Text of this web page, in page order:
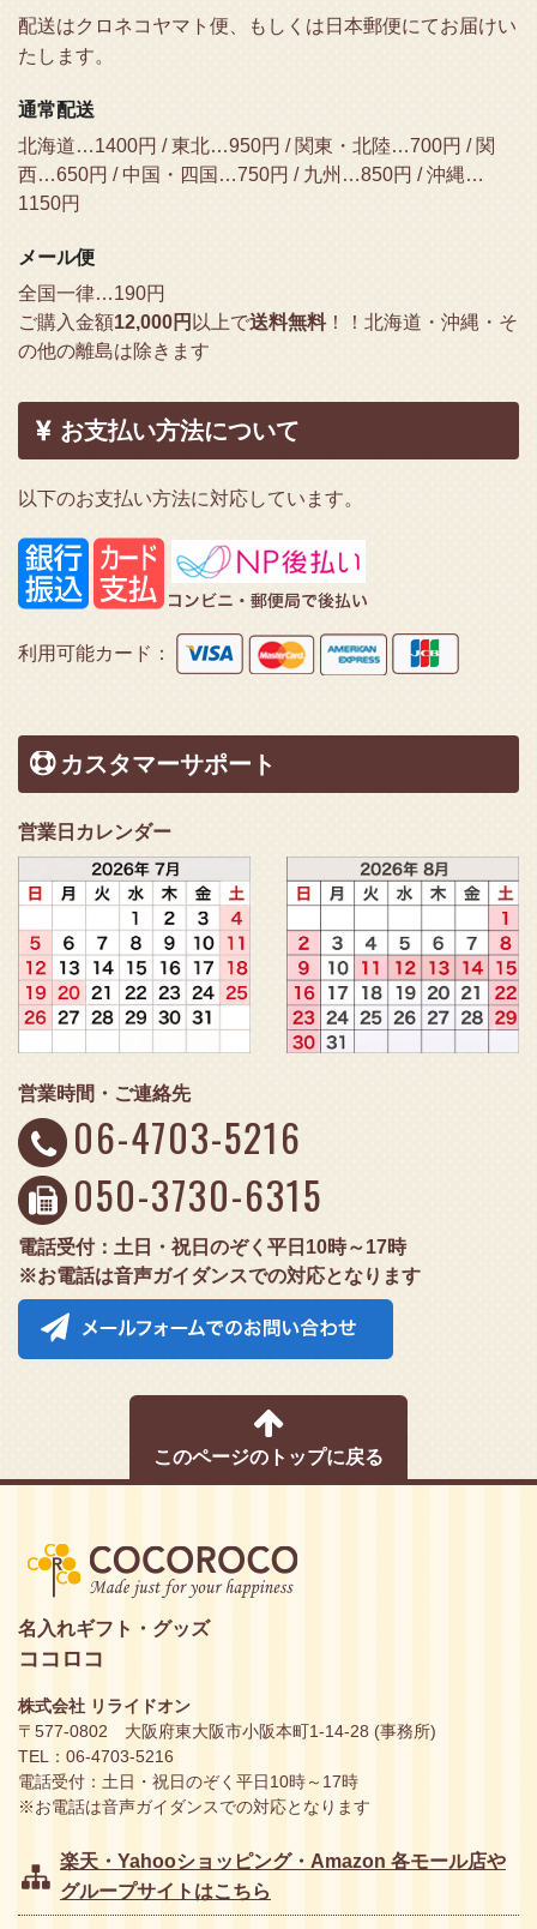
配送はクロネコヤマト便、もしくは日本郵便にてお届けい
たします。
通常配送
北海道…1400円 / 東北…950円 / 関東・北陸…700円 / 関
西…650円 / 中国・四国…750円 / 九州…850円 / 沖縄…
1150円
メール便
全国一律…190円
ご購入金額12,000円 以上で送料無料！！ 北海道・沖縄・そ
の他の離島は除きます
お支払い方法について
以下のお支払い方法に対応しています。
利用可能カード：
カスタマーサポート
営業日カレンダー
営業時間・ご連絡先
06-4703-5216
050-3730-6315
電話受付：土日・祝日のぞく平日10時～17時
※お電話は音声ガイダンスでの対応となります
このページのトップに戻る
名入れギフト・グッズ
ココロコ
株式会社 リライドオン
〒577-0802 大阪府東大阪市小阪本町1-14-28 (事務所)
TEL：06-4703-5216
電話受付：土日・祝日のぞく平日10時～17時
※お電話は音声ガイダンスでの対応となります
楽天・Yahooショッピング・Amazon 各モール店や
グループサイトはこちら